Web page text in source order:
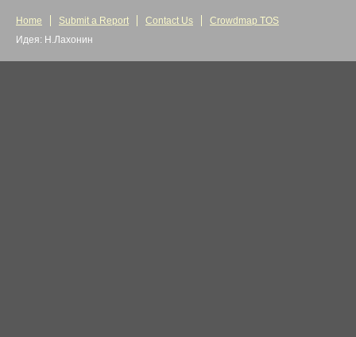
Home Submit a Report Contact Us
Crowdmap TOS
Идея: Н.Лахонин